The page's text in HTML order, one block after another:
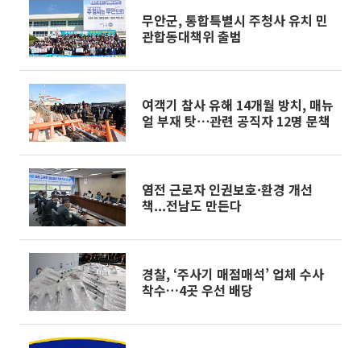
무안군, 통합특별시 주청사 유치 민
관합동대책위 출범
여객기 참사 유해 14개월 방치, 매뉴
얼 부재 탓⋯관련 공직자 12명 문책
염전 근로자 인권보호·환경 개선
책...전남도 만든다
경찰, ‘주사기 매점매석’ 업체 수사
착수…4곳 우선 배당